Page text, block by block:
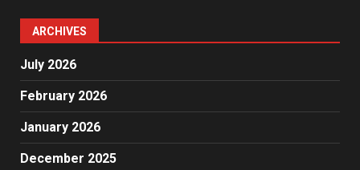
ARCHIVES
July 2026
February 2026
January 2026
December 2025